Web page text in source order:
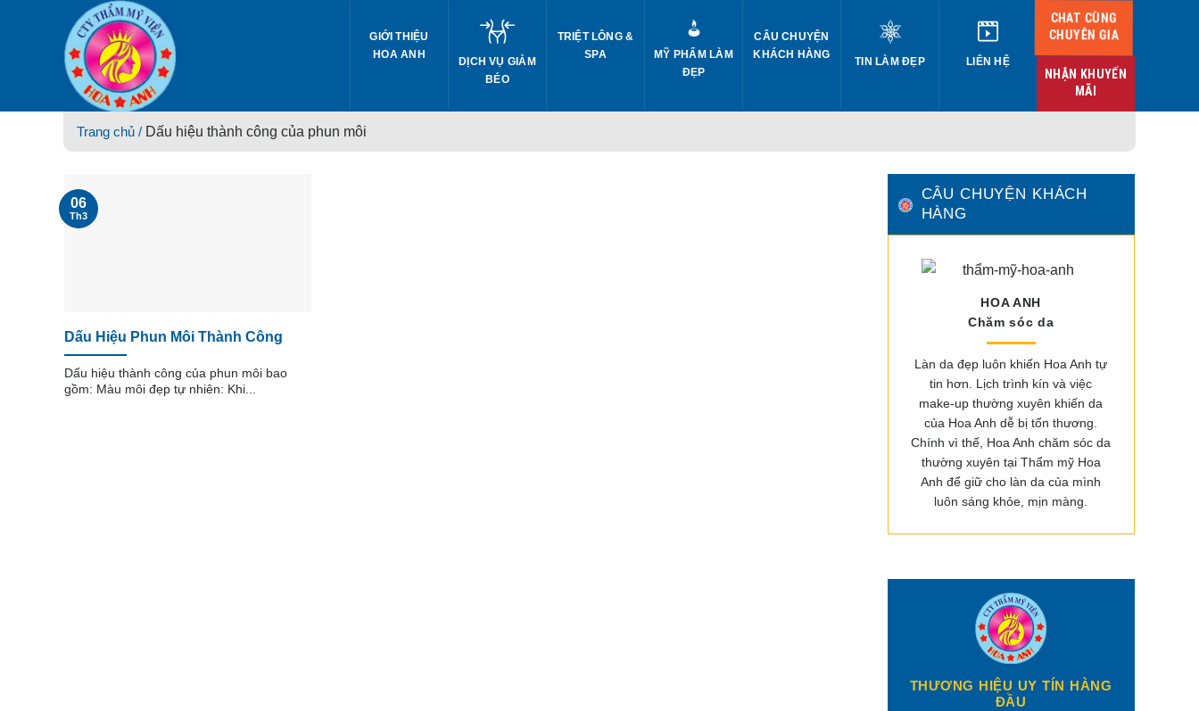
GIỚI THIỆU
HOA ANH
DỊCH VỤ GIẢM
BÉO
TRIỆT LÔNG &
SPA
MỸ PHẨM LÀM
ĐẸP
CÂU CHUYỆN
KHÁCH HÀNG
TIN LÀM ĐẸP LIÊN HỆ
CHAT CÙNG
CHUYÊN GIA
NHẬN KHUYẾN
MÃI
Trang chủ / Dấu hiệu thành công của phun môi
Dấu Hiệu Phun Môi Thành Công
Dấu hiệu thành công của phun môi bao
gồm: Màu môi đẹp tự nhiên: Khi...
06
Th3
CÂU CHUYỆN KHÁCH
HÀNG
HOA ANH
Chăm sóc da
Làn da đẹp luôn khiến Hoa Anh tự
tin hơn. Lịch trình kín và việc
make-up thường xuyên khiến da
của Hoa Anh dễ bị tổn thương.
Chính vì thế, Hoa Anh chăm sóc da
thường xuyên tại Thẩm mỹ Hoa
Anh để giữ cho làn da của mình
luôn sáng khỏe, mịn màng.
THƯƠNG HIỆU UY TÍN HÀNG
ĐẦU